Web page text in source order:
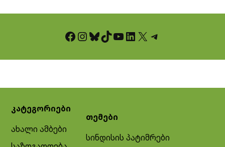
Facebook InstagramBluesky TikTok YouTube LinkedIn X Telegram
კატეგორიები
ახალი ამბები
თემები
სინდისის პატიმრები